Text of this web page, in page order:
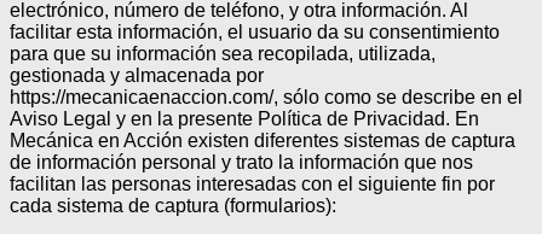
electrónico, número de teléfono, y otra información. Al
facilitar esta información, el usuario da su consentimiento
para que su información sea recopilada, utilizada,
gestionada y almacenada por
https://mecanicaenaccion.com/, sólo como se describe en el
Aviso Legal y en la presente Política de Privacidad. En
Mecánica en Acción existen diferentes sistemas de captura
de información personal y trato la información que nos
facilitan las personas interesadas con el siguiente fin por
cada sistema de captura (formularios):